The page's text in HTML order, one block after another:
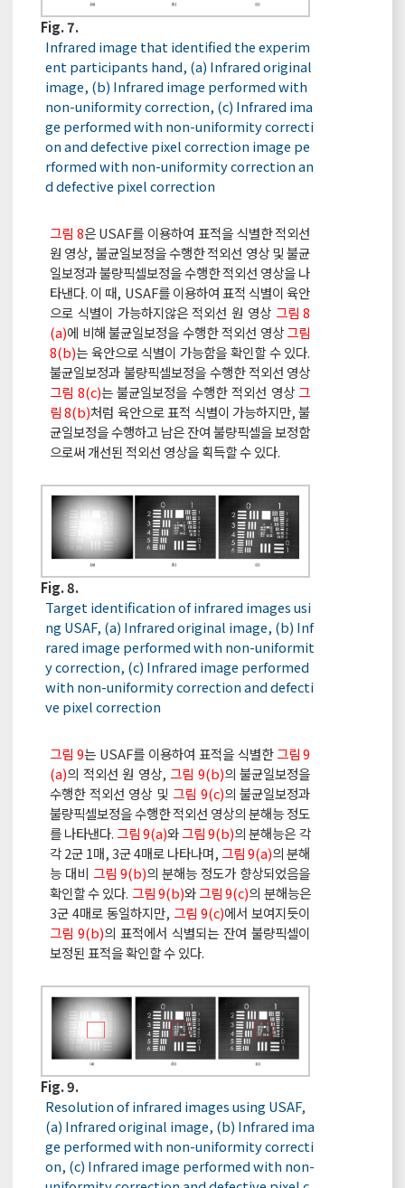
Fig. 7.
Infrared image that identified the experim
ent participants hand, (a) Infrared original
image, (b) Infrared image performed with
non-uniformity correction, (c) Infrared ima
ge performed with non-uniformity correcti
on and defective pixel correction image pe
rformed with non-uniformity correction an
d defective pixel correction
그림 8은 USAF를 이용하여 표적을 식별한 적외선
원 영상, 불균일보정을 수행한 적외선 영상 및 불균
일보정과 불량픽셀보정을 수행한 적외선 영상을 나
타낸다. 이 때, USAF를 이용하여 표적 식별이 육안
으로 식별이 가능하지않은 적외선 원 영상 그림 8
(a)에 비해 불균일보정을 수행한 적외선 영상그림
8(b)는 육안으로 식별이 가능함을 확인할 수 있다.
불균일보정과 불량픽셀보정을 수행한 적외선 영상
그림 8(c)는 불균일보정을 수행한 적외선 영상 그
림 8(b)처럼 육안으로 표적 식별이 가능하지만, 불
균일보정을 수행하고 남은 잔여 불량픽셀을 보정함
으로써 개선된 적외선 영상을 획득할 수 있다.
Fig. 8.
Target identification of infrared images usi
ng USAF, (a) Infrared original image, (b) Inf
rared image performed with non-uniformit
y correction, (c) Infrared image performed
with non-uniformity correction and defecti
ve pixel correction
그림 9는 USAF를 이용하여 표적을 식별한그림 9
(a)의 적외선 원 영상, 그림 9(b)의 불균일보정을
수행한 적외선 영상 및 그림 9(c)의 불균일보정과
불량픽셀보정을 수행한 적외선 영상의 분해능 정도
를 나타낸다. 그림 9(a)와그림 9(b)의 분해능은 각
각 2군 1매, 3군 4매로 나타나며, 그림 9(a)의 분해
능 대비 그림 9(b)의 분해능 정도가 향상되었음을
확인할 수 있다. 그림 9(b)와그림 9(c)의 분해능은
3군 4매로 동일하지만, 그림 9(c)에서 보여지듯이
그림 9(b)의 표적에서 식별되는 잔여 불량픽셀이
보정된 표적을 확인할 수 있다.
Fig. 9.
Resolution of infrared images using USAF,
(a) Infrared original image, (b) Infrared ima
ge performed with non-uniformity correcti
on, (c) Infrared image performed with non-